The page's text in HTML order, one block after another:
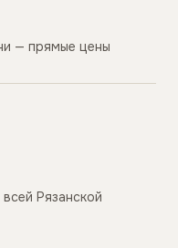
— прямые цены
Рязанской